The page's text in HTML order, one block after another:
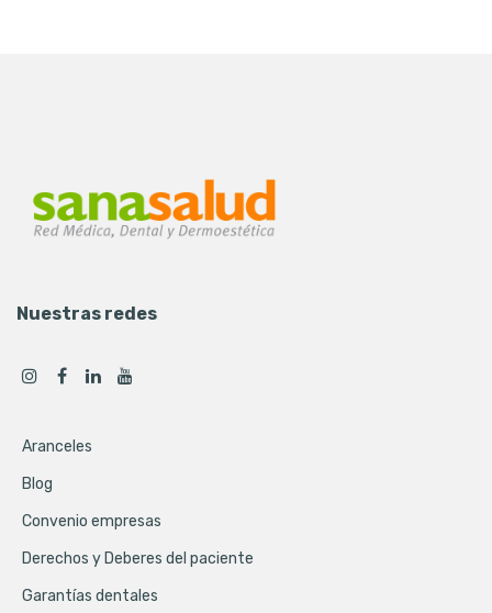
Nuestras redes
Aranceles
Blog
Convenio empresas
Derechos y Deberes del paciente
Garantías dentales